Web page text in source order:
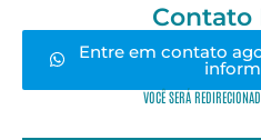
Contato
Entre em contato
VOCÊ SERÁ